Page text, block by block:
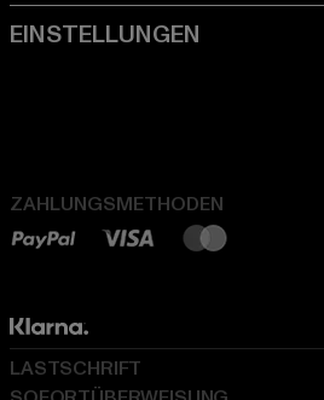
ZAHLUNGSMETHODEN
LASTSCHRIFT